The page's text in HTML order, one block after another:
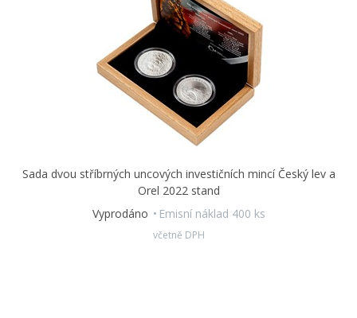
Sada dvou stříbrných uncových investičních mincí Český lev a
Orel 2022 stand
Vyprodáno
Emisní náklad 400 ks
včetně DPH